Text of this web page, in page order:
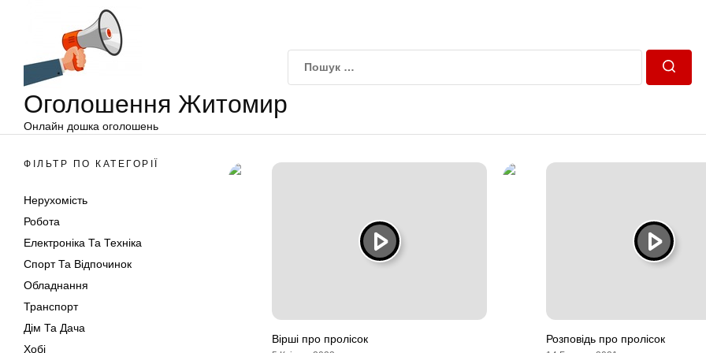
Оголошення Житомир
Онлайн дошка оголошень
ФІЛЬТР ПО КАТЕГОРІЇ
Нерухомість
Робота
Електроніка Та Техніка
Спорт Та Відпочинок
Обладнання
Транспорт
Дім Та Дача
Хобі
Вірші про пролісок Розповідь про пролісок